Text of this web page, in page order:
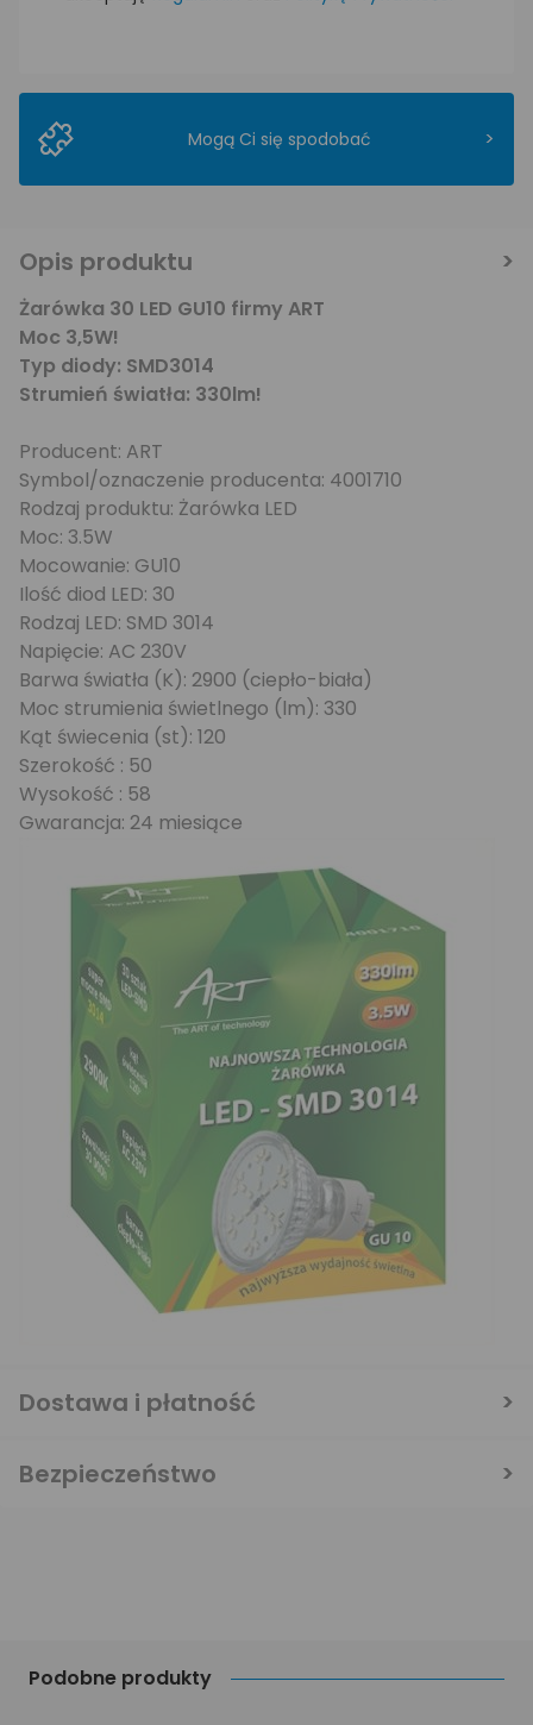
Podobne produkty
Mogą Ci się spodobać >
Opis produktu
Żarówka 30 LED GU10 firmy ART
Moc 3,5W!
Typ diody: SMD3014
Strumień światła: 330lm!
Producent: ART
Symbol/oznaczenie producenta: 4001710
Rodzaj produktu: Żarówka LED
Moc: 3.5W
Mocowanie: GU10
Ilość diod LED: 30
Rodzaj LED: SMD 3014
Napięcie: AC 230V
Barwa światła (K): 2900 (ciepło-biała)
Moc strumienia świetlnego (lm): 330
Kąt świecenia (st): 120
Szerokość : 50
Wysokość : 58
Gwarancja: 24 miesiące
Dostawa i płatność
Bezpieczeństwo